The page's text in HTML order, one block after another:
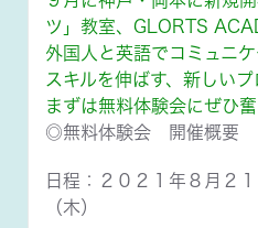
ツ」教室、GLORTS
外国人と英語でコミュニ
スキルを伸ばす、新しいプ
まずは無料体験会にぜひ
◎無料体験会 開催概要
日程：２０２１年８月２
（木）